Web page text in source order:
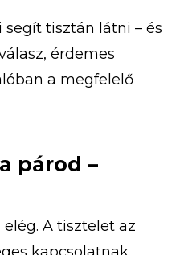
tisztán látni – és
érdemes
a megfelelő
párod –
A tisztelet az